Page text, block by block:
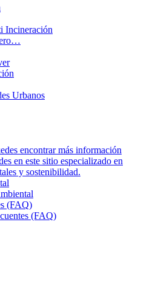
Incineración
Urbanos
encontrar más información
en este sitio especializado en
y sostenibilidad.
(FAQ)
(FAQ)